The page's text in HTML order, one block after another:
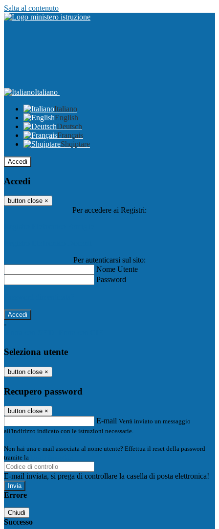
Salta al contenuto
Italiano
Italiano
English
Deutsch
Français
Shqiptare
Accedi
Accedi
button close ×
Per accedere ai Registri:
Per autenticarsi sul sito:
Nome Utente
Password
-
Seleziona utente
button close ×
Recupero password
button close ×
E-mail Verrà inviato un messaggio
all'indirizzo indicato con le istruzioni necessarie.
Non hai una e-mail associata al nome utente? Effettua il reset della password
tramite la
E-mail inviata, si prega di controllare la casella di posta elettronica!
Errore
Chiudi
Successo